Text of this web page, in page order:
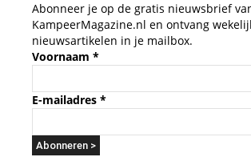
Abonneer je op de gratis nieuwsbrief
KampeerMagazine.nl en ontvang
nieuwsartikelen in je mailbox.
Voornaam *
E-mailadres *